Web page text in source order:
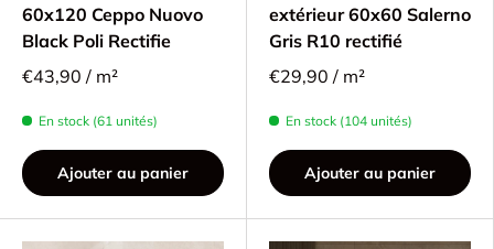
60x120 Ceppo Nuovo
Black Poli Rectifie
€43,90 / m²
En stock (61 unités)
Ajouter au panier
extérieur 60x60 Salerno
Gris R10 rectifié
€29,90 / m²
En stock (104 unités)
Ajouter au panier